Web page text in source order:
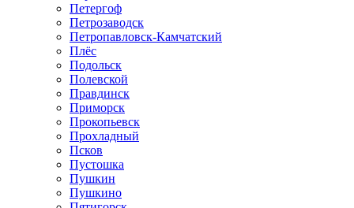
Петергоф
Петрозаводск
Петропавловск-Камчатский
Плёс
Подольск
Полевской
Правдинск
Приморск
Прокопьевск
Прохладный
Псков
Пустошка
Пушкин
Пушкино